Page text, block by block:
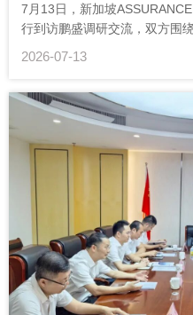
7月13日，新加坡
行到访鹏盛调研交流，双方围绕
2026-07-13